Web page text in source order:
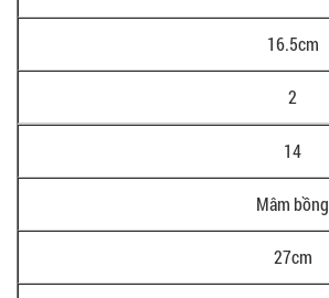
16.5cm
2
14
Mâm bồng
27cm